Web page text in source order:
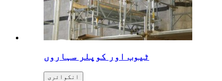
ٹیوب اور کوپلر سہاروں
انکوائری